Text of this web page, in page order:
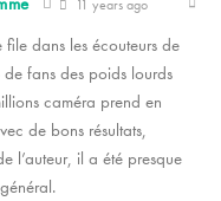
11 years ago
dans les écouteurs de
fans des poids lourds
caméra prend en
de bons résultats,
l’auteur, il a été presque